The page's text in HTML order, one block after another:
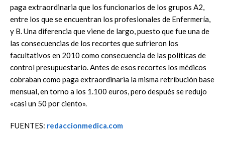
paga extraordinaria que los funcionarios de los grupos A2,
entre los que se encuentran los profesionales de Enfermería,
y B. Una diferencia que viene de largo, puesto que fue una de
las consecuencias de los recortes que sufrieron los
facultativos en 2010 como consecuencia de las políticas de
control presupuestario. Antes de esos recortes los médicos
cobraban como paga extraordinaria la misma retribución base
mensual, en torno a los 1.100 euros, pero después se redujo
«casi un 50 por ciento».
FUENTES: redaccionmedica.com